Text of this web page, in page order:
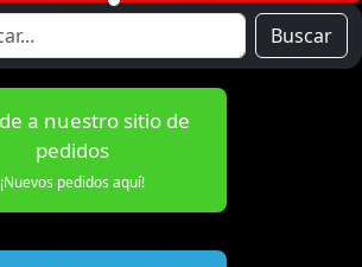
Buscar
a nuestro sitio de
pedidos
¡Nuevos pedidos aquí!